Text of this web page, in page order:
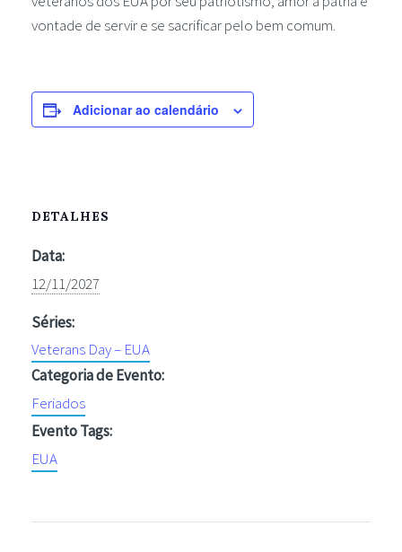
vontade de servir e se sacrificar pelo bem comum.
Adicionar ao calendário
DETALHES
Data:
12/11/2027
Séries:
Veterans Day – EUA
Categoria de Evento:
Feriados
Evento Tags:
EUA